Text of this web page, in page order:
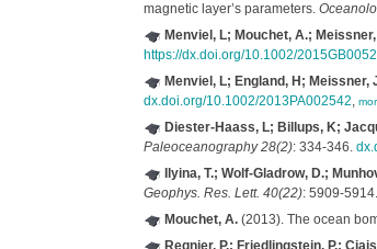
magnetic layer’s parameters.
Menviel, L; Mouchet, A.;
https://dx.doi.org/10.1002/
Menviel, L; England, H; Meissner,
dx.doi.org/10.1002/2013PA002542,
Diester-Haass, L; Billups, K;
Paleoceanography 28(2): 334-346.
Ilyina, T.; Wolf-Gladrow, D.;
Geophys. Res. Lett. 40(22): 5909-5914.
Mouchet, A.(2013). The ocean
Regnier, P.; Friedlingstein, P.;